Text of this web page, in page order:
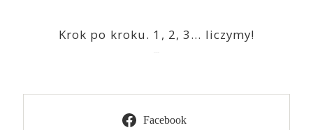
Krok po kroku. 1, 2, 3… liczymy!
Facebook